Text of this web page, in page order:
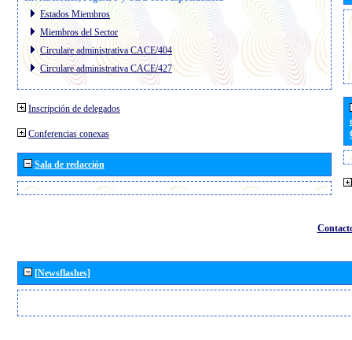
Estados Miembros
Miembros del Sector
Circulare administrativa CACE/404
Circulare administrativa CACE/427
Inscripción de delegados
Conferencias conexas
Sala de redacción
[Newsflashes]